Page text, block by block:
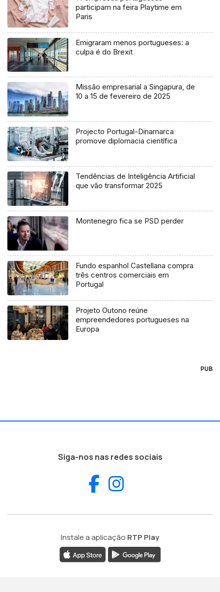
participam na feira Playtime em
Paris
Emigraram menos portugueses: a
culpa é do Brexit
Missão empresarial a Singapura, de
10 a 15 de fevereiro de 2025
Projecto Portugal-Dinamarca
promove diplomacia científica
Tendências de Inteligência Artificial
que vão transformar 2025
Montenegro fica se PSD perder
Fundo espanhol Castellana compra
três centros comerciais em
Portugal
Projeto Outono reúne
empreendedores portugueses na
Europa
PUB
Siga-nos nas redes sociais
Facebook
Instale a aplicação RTP Play